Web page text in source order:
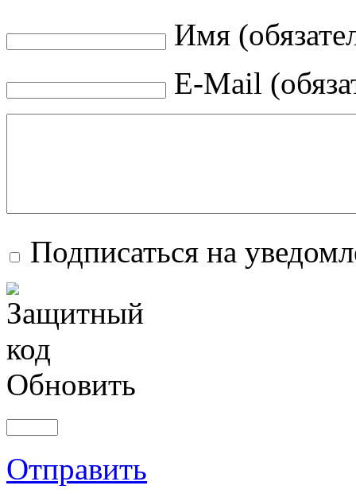
Имя
E-Mail
Подписаться на
Обновить
Отправить